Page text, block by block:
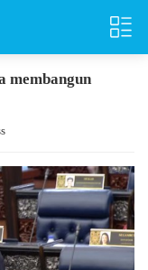
membangun